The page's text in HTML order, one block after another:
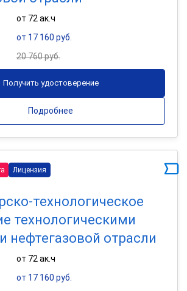
от 72 ак.ч
от 17 160 руб.
20 760 руб.
Получить удостоверение
Подробнее
Лицензия
технологическое
технологическими
нефтегазовой отрасли
от 72 ак.ч
от 17 160 руб.